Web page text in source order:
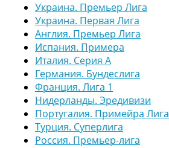
Украина. Премьер Лига
Украина. Первая Лига
Англия. Премьер Лига
Испания. Примера
Италия. Серия А
Германия. Бундеслига
Франция. Лига 1
Нидерланды. Эредивизи
Португалия. Примейра Лига
Турция. Суперлига
Россия. Премьер-лига